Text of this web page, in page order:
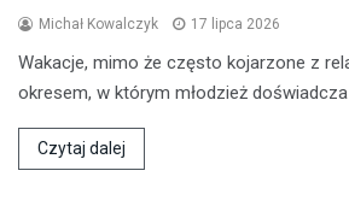
Michał Kowalczyk 17 lipca 2026
Wakacje, mimo że często kojarzone z
okresem, w którym młodzież
Czytaj dalej